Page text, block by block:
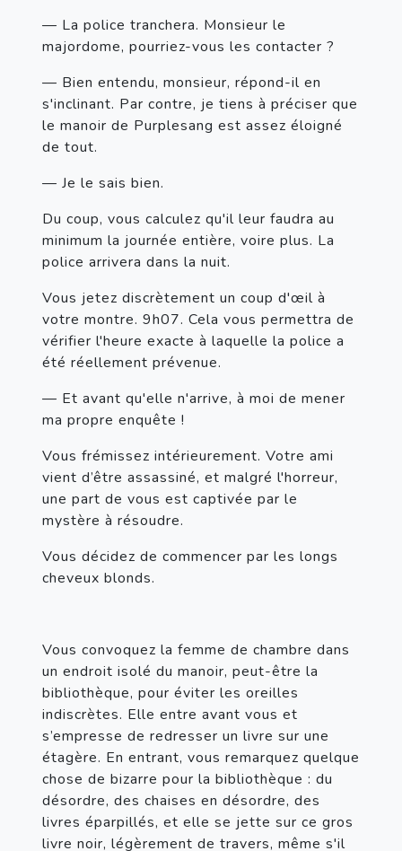
— La police tranchera. Monsieur le
majordome, pourriez-vous les contacter ?
— Bien entendu, monsieur, répond-il en
s'inclinant. Par contre, je tiens à préciser que
le manoir de Purplesang est assez éloigné
de tout.
— Je le sais bien.
Du coup, vous calculez qu'il leur faudra au
minimum la journée entière, voire plus. La
police arrivera dans la nuit.
Vous jetez discrètement un coup d'œil à
votre montre. 9h07. Cela vous permettra de
vérifier l'heure exacte à laquelle la police a
été réellement prévenue.
— Et avant qu'elle n'arrive, à moi de mener
ma propre enquête !
Vous frémissez intérieurement. Votre ami
vient d’être assassiné, et malgré l'horreur,
une part de vous est captivée par le
mystère à résoudre.
Vous décidez de commencer par les longs
cheveux blonds.
Vous convoquez la femme de chambre dans
un endroit isolé du manoir, peut-être la
bibliothèque, pour éviter les oreilles
indiscrètes. Elle entre avant vous et
s’empresse de redresser un livre sur une
étagère. En entrant, vous remarquez quelque
chose de bizarre pour la bibliothèque : du
désordre, des chaises en désordre, des
livres éparpillés, et elle se jette sur ce gros
livre noir, légèrement de travers, même s'il